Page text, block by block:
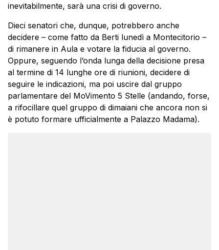
inevitabilmente, sarà una crisi di governo.
Dieci senatori che, dunque, potrebbero anche
decidere – come fatto da Berti lunedì a Montecitorio –
di rimanere in Aula e votare la fiducia al governo.
Oppure, seguendo l’onda lunga della decisione presa
al termine di 14 lunghe ore di riunioni, decidere di
seguire le indicazioni, ma poi uscire dal gruppo
parlamentare del MoVimento 5 Stelle (andando, forse,
a rifocillare quel gruppo di dimaiani che ancora non si
è potuto formare ufficialmente a Palazzo Madama).